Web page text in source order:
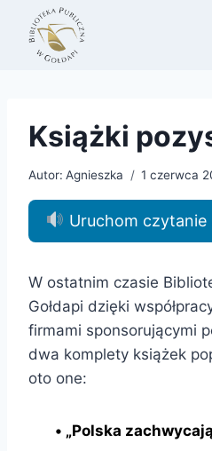
Przejdź
treści
Książki
Autor: Agnieszka 1 czerwca
Uruchom czytanie
W ostatnim czasie
Gołdapi dzięki
firmami sponsorującymi
dwa komplety książek
oto one:
• „Polska